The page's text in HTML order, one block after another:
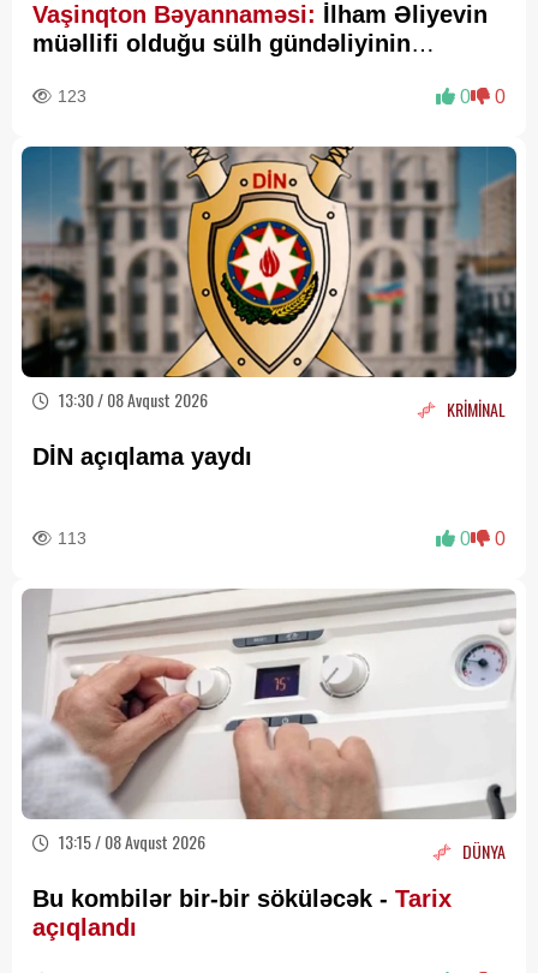
Vaşinqton Bəyannaməsi: İlham Əliyevin
müəllifi olduğu sülh gündəliyinin
123 0 0
13:30 / 08 Avqust 2026 KRİMİNAL
DİN açıqlama yaydı
113 0 0
13:15 / 08 Avqust 2026 DÜNYA
Bu kombilər bir-bir söküləcək - Tarix
açıqlandı